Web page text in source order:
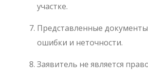
участке.
Представленные
ошибки и неточности.
Заявитель не является